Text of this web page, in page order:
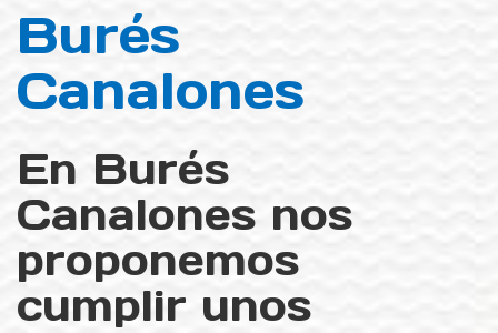
Burés
Canalones
En Burés
Canalones nos
proponemos
cumplir unos